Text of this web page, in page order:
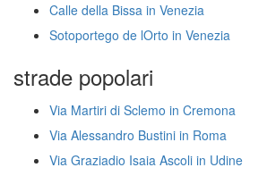
Calle della Bissa in Venezia
Sotoportego de lOrto in Venezia
strade popolari
Via Martiri di Sclemo in Cremona
Via Alessandro Bustini in Roma
Via Graziadio Isaia Ascoli in Udine